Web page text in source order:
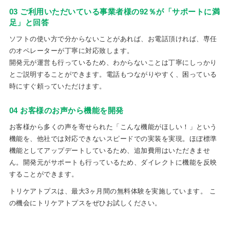
03 ご利用いただいている事業者様の92％が「サポートに満
足」と回答
ソフトの使い方で分からないことがあれば、お電話頂ければ、専任
のオペレーターが丁寧に対応致します。
開発元が運営も行っているため、わからないことは丁寧にしっかり
とご説明することができます。電話もつながりやすく、困っている
時にすぐ頼っていただけます。
04 お客様のお声から機能を開発
お客様から多くの声を寄せられた「こんな機能がほしい！」という
機能を、他社では対応できないスピードでの実装を実現。ほぼ標準
機能としてアップデートしているため、追加費用はいただきませ
ん。開発元がサポートも行っているため、ダイレクトに機能を反映
することができます。
トリケアトプスは、最大3ヶ月間の無料体験を実施しています。 こ
の機会にトリケアトプスをぜひお試しください。